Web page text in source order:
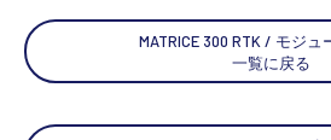
MATRICE 300 RTK / モジュ
一覧に戻る